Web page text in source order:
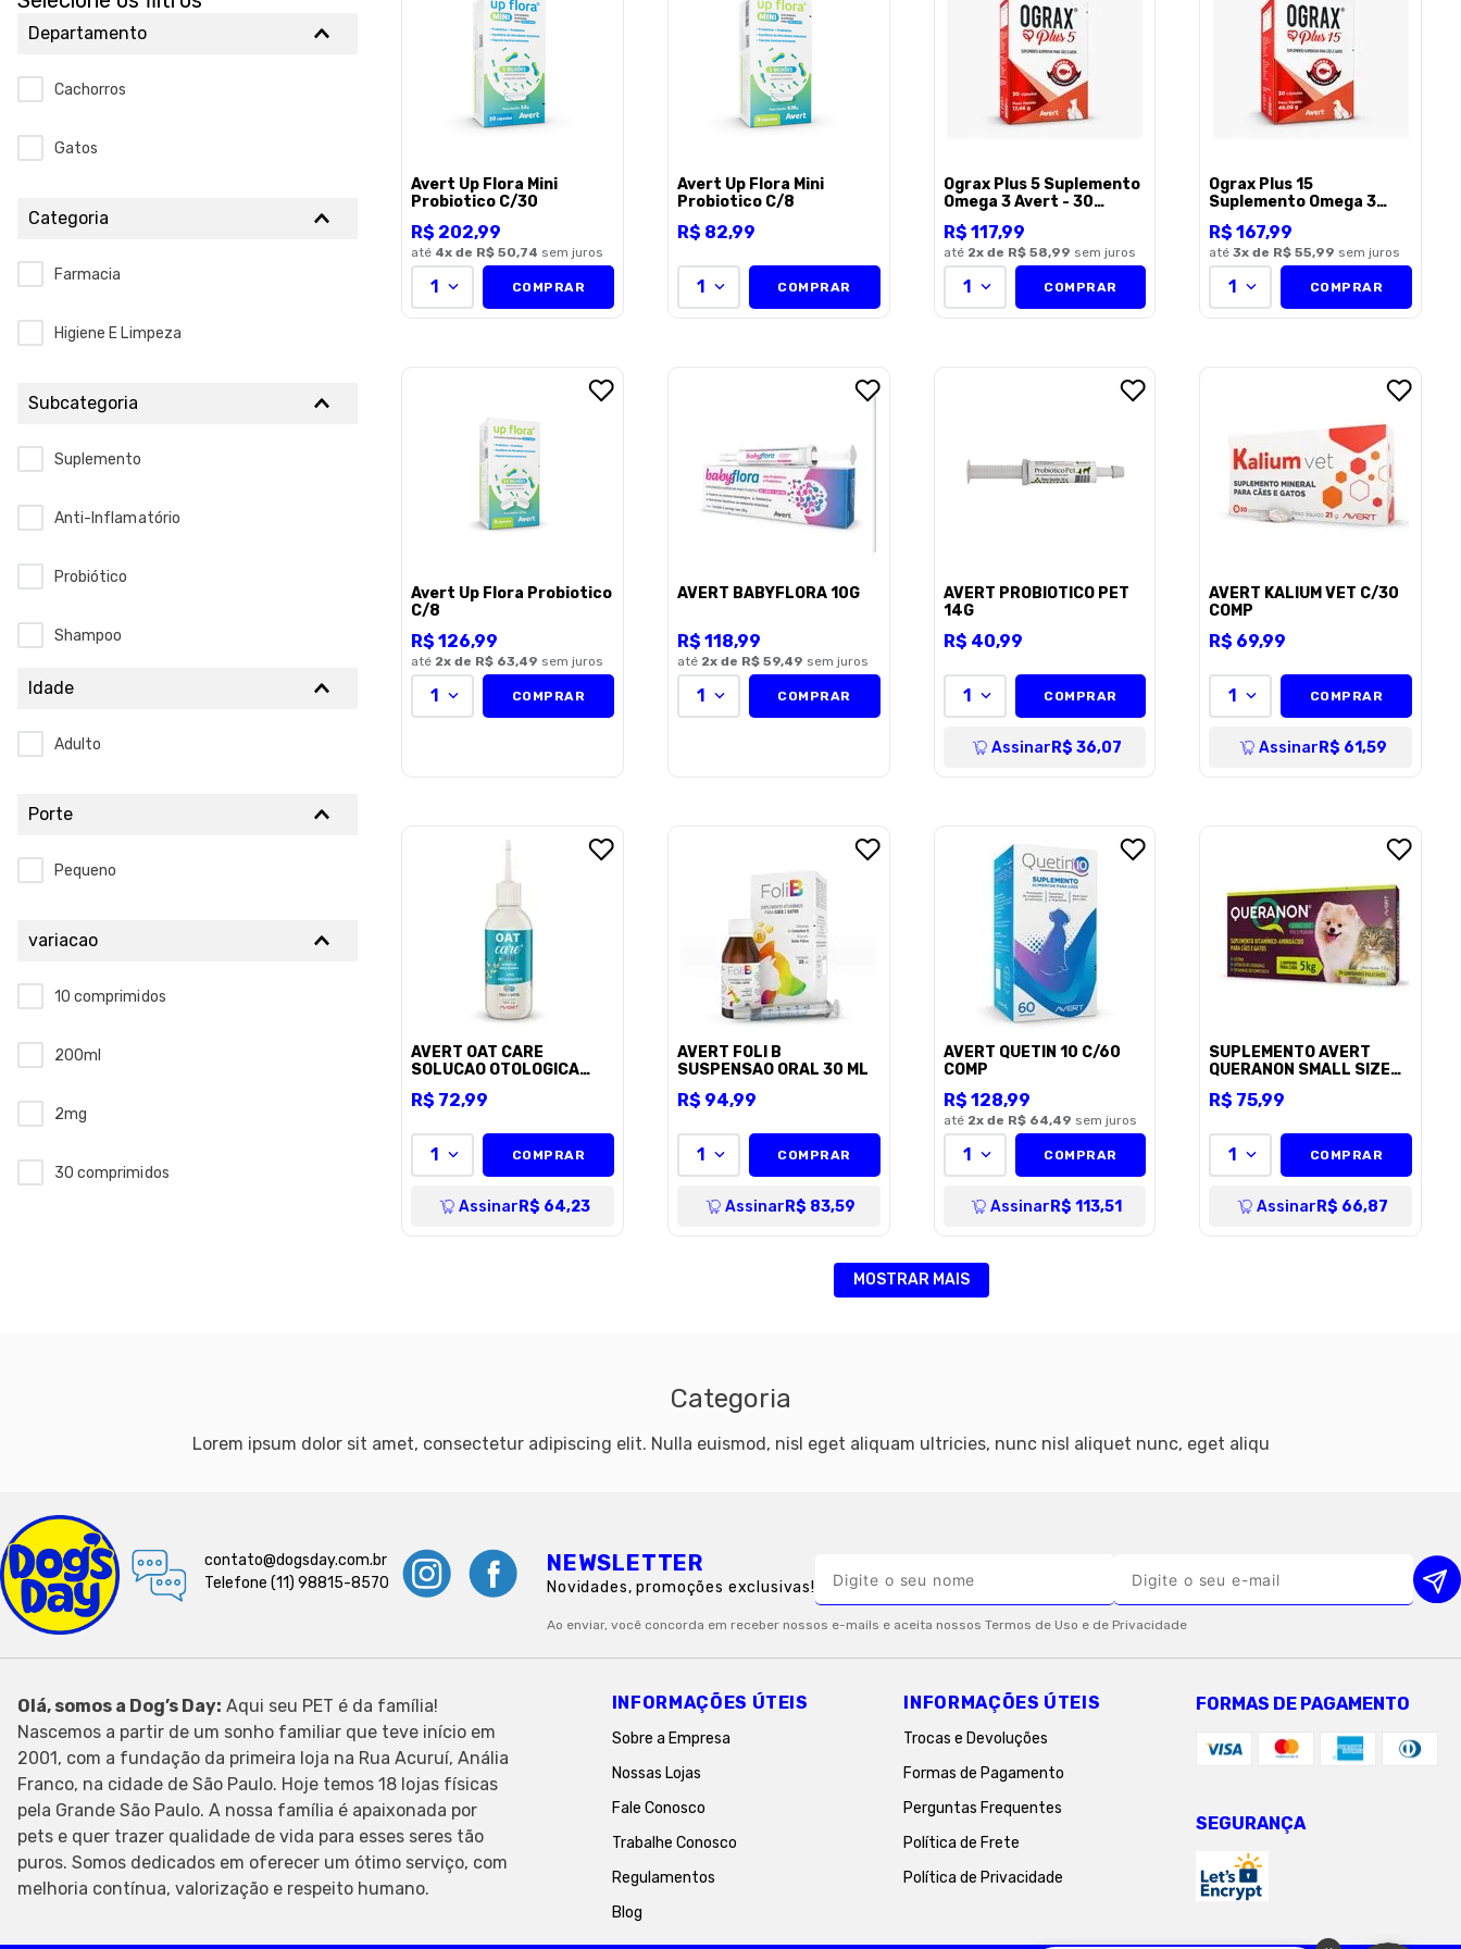
Departamento
Cachorros
Gatos
Categoria
Farmacia
Higiene E Limpeza
Subcategoria
Suplemento
Anti-Inflamatório
Probiótico
Shampoo
Outros Medicamentos
Solução Otológica
Banho A Seco E Talco
Antiemético
Idade
Adulto
Porte
Pequeno
variacao
10 comprimidos
200ml
2mg
30 comprimidos
70g
8 comprimidos
60 capsulas
30 capsulas
Avert Up Flora Mini
Probiotico C/30
R$ 202,99
até 4x de R$ 50,74 sem juros
1 COMPRAR
Avert Up Flora Mini
Probiotico C/8
R$ 82,99
1 COMPRAR
Ograx Plus 5 Suplemento
Omega 3 Avert - 30
R$ 117,99
até 2x de R$ 58,99 sem juros
1 COMPRAR
Ograx Plus 15
Suplemento Omega 3
R$ 167,99
até 3x de R$ 55,99 sem juros
1 COMPRAR
Avert Up Flora Probiotico
C/8
R$ 126,99
até 2x de R$ 63,49 sem juros
1 COMPRAR
AVERT BABYFLORA 10G
R$ 118,99
até 2x de R$ 59,49 sem juros
1 COMPRAR
AVERT PROBIOTICO PET
14G
R$ 40,99
1 COMPRAR
Assinar R$ 36,07
AVERT KALIUM VET C/30
COMP
R$ 69,99
1 COMPRAR
Assinar R$ 61,59
AVERT OAT CARE
SOLUCAO OTOLOGICA
R$ 72,99
1 COMPRAR
Assinar R$ 64,23
AVERT FOLI B
SUSPENSAO ORAL 30 ML
R$ 94,99
1 COMPRAR
Assinar R$ 83,59
AVERT QUETIN 10 C/60
COMP
R$ 128,99
até 2x de R$ 64,49 sem juros
1 COMPRAR
Assinar R$ 113,51
SUPLEMENTO AVERT
QUERANON SMALL SIZE
R$ 75,99
1 COMPRAR
Assinar R$ 66,87
MOSTRAR MAIS
Categoria
Lorem ipsum dolor sit amet, consectetur adipiscing elit. Nulla euismod, nisl eget aliquam ultricies, nunc nisl aliquet nunc, eget aliqu
contato@dogsday.com.br
Telefone (11) 98815-8570
NEWSLETTER
Novidades, promoções exclusivas!
Olá, somos a Dog’s Day: Aqui seu PET é da família!
Nascemos a partir de um sonho familiar que teve início em
2001, com a fundação da primeira loja na Rua Acuruí, Anália
Franco, na cidade de São Paulo. Hoje temos 18 lojas físicas
pela Grande São Paulo. A nossa família é apaixonada por
pets e quer trazer qualidade de vida para esses seres tão
puros. Somos dedicados em oferecer um ótimo serviço, com
melhoria contínua, valorização e respeito humano.
INFORMAÇÕES ÚTEIS
Sobre a Empresa
Nossas Lojas
Fale Conosco
Trabalhe Conosco
Regulamentos
Blog
INFORMAÇÕES ÚTEIS
Trocas e Devoluções
Formas de Pagamento
Perguntas Frequentes
Política de Frete
Política de Privacidade
FORMAS DE PAGAMENTO
SEGURANÇA